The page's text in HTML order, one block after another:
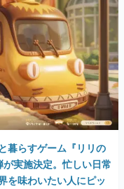
暮らすゲーム『リリの
実施決定。忙しい日常
を味わいたい人にピッ